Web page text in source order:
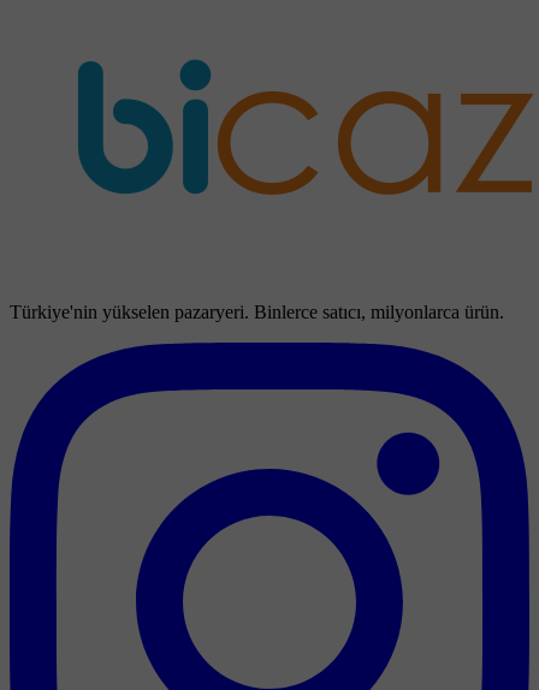
Türkiye'nin yükselen pazaryeri. Binlerce satıcı, milyonlarca ürün.